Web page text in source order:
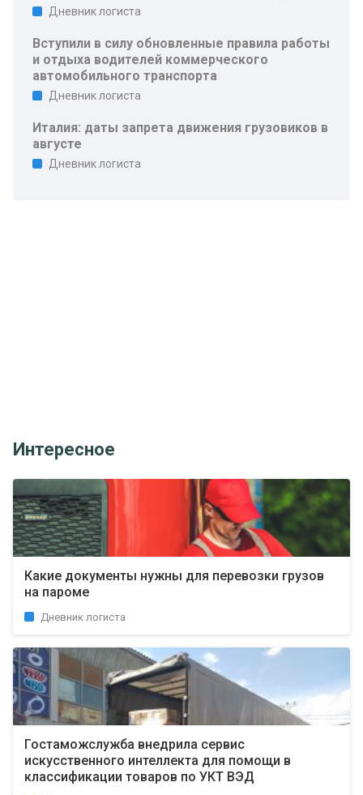
Дневник логиста
Вступили в силу обновленные правила работы
и отдыха водителей коммерческого
автомобильного транспорта
Дневник логиста
Италия: даты запрета движения грузовиков в
августе
Дневник логиста
Интересное
Какие документы нужны для перевозки грузов
на пароме
Дневник логиста
Гостаможслужба внедрила сервис
искусственного интеллекта для помощи в
классификации товаров по УКТ ВЭД